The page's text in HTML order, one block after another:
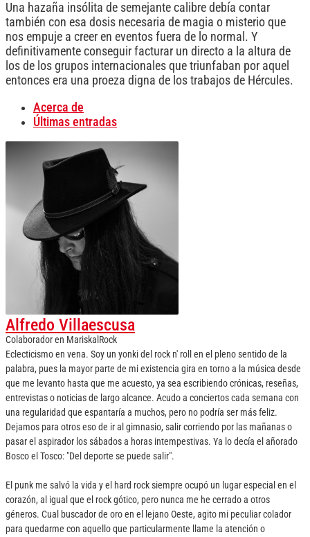
Una hazaña insólita de semejante calibre debía contar
también con esa dosis necesaria de magia o misterio que
nos empuje a creer en eventos fuera de lo normal. Y
definitivamente conseguir facturar un directo a la altura de
los de los grupos internacionales que triunfaban por aquel
entonces era una proeza digna de los trabajos de Hércules.
Acerca de
Últimas entradas
Alfredo Villaescusa
Colaboradoren MariskalRock
Eclecticismo en vena. Soy un yonki del rock n' roll en el pleno sentido de la
palabra, pues la mayor parte de mi existencia gira en torno a la música desde
que me levanto hasta que me acuesto, ya sea escribiendo crónicas, reseñas,
entrevistas o noticias de largo alcance. Acudo a conciertos cada semana con
una regularidad que espantaría a muchos, pero no podría ser más feliz.
Dejamos para otros eso de ir al gimnasio, salir corriendo por las mañanas o
pasar el aspirador los sábados a horas intempestivas. Ya lo decía el añorado
Bosco el Tosco: "Del deporte se puede salir".
El punk me salvó la vida y el hard rock siempre ocupó un lugar especial en el
corazón, al igual que el rock gótico, pero nunca me he cerrado a otros
géneros. Cual buscador de oro en el lejano Oeste, agito mi peculiar colador
para quedarme con aquello que particularmente llame la atención o